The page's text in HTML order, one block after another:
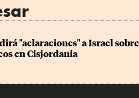
"aclaraciones" a Israel
en Cisjordania